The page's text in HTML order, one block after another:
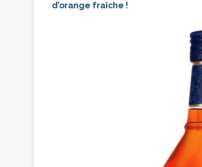
d’orange fraîche !